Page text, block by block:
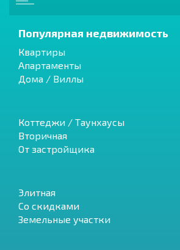
Популярная недвижимость
Квартиры
Апартаменты
Дома / Виллы
Коттеджи / Таунхаусы
Вторичная
От застройщика
Элитная
Со скидками
Земельные участки